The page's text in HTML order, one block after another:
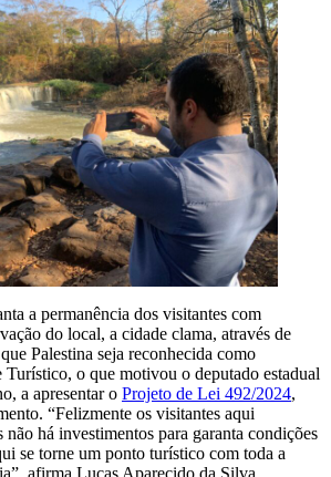
a permanência dos visitantes com
do local, a cidade clama, através de
Palestina seja reconhecida como
o que motivou o deputado estadual
a apresentar o Projeto de Lei 492/2024,
“Felizmente os visitantes aqui
não há investimentos para garanta condições
se torne um ponto turístico com toda a
afirma Lucas Aparecido da Silva,